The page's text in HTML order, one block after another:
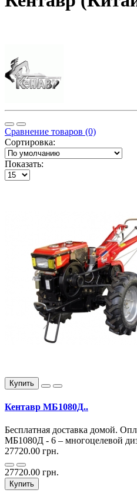
Сравнение товаров (0)
Сортировка:
Показать:
Купить
Кентавр МБ1080Д..
Бесплатная доставка домой.
МБ1080Д - 6 – многоцелевой
27720.00 грн.
27720.00 грн.
Купить